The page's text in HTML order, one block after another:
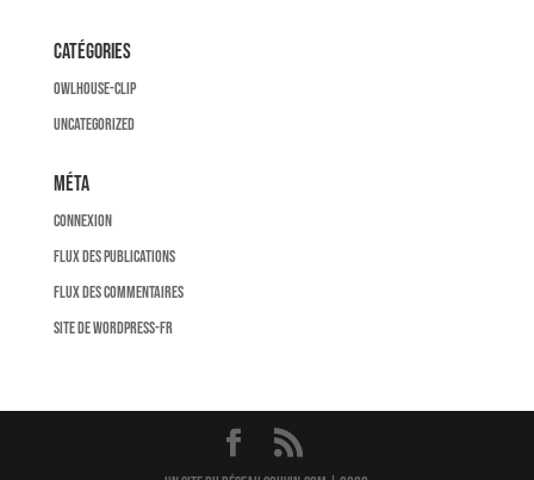
Catégories
owlhouse-clip
Uncategorized
Méta
Connexion
Flux des publications
Flux des commentaires
Site de WordPress-FR